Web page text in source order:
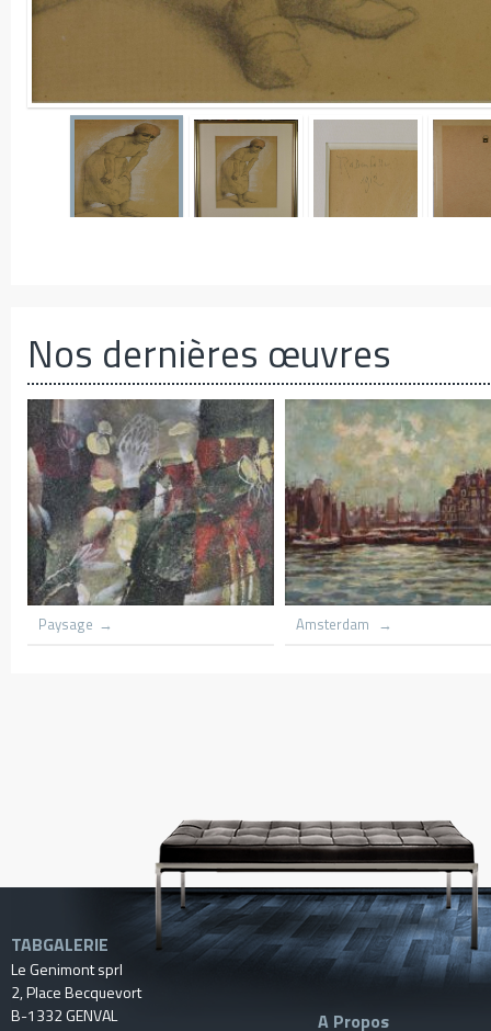
Nos dernières œuvres
Village du congo Le hameau
TABGALERIE
Le Genimont sprl
2, Place Becquevort
B-1332 GENVAL
A Propos